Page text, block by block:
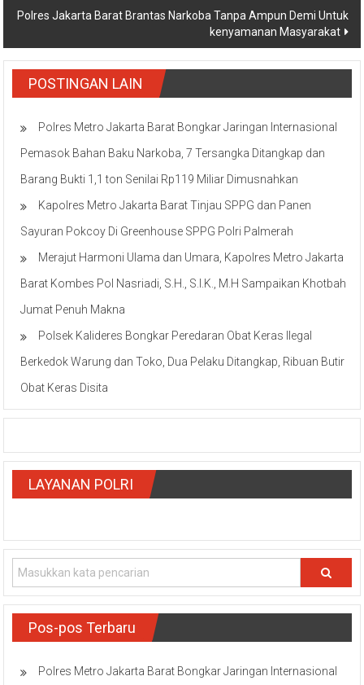
Polres Jakarta Barat Brantas Narkoba Tanpa Ampun Demi Untuk
kenyamanan Masyarakat
POSTINGAN LAIN
Polres Metro Jakarta Barat Bongkar Jaringan Internasional
Pemasok Bahan Baku Narkoba, 7 Tersangka Ditangkap dan
Barang Bukti 1,1 ton Senilai Rp119 Miliar Dimusnahkan
Kapolres Metro Jakarta Barat Tinjau SPPG dan Panen
Sayuran Pokcoy Di Greenhouse SPPG Polri Palmerah
Merajut Harmoni Ulama dan Umara, Kapolres Metro Jakarta
Barat Kombes Pol Nasriadi, S.H., S.I.K., M.H Sampaikan Khotbah
Jumat Penuh Makna
Polsek Kalideres Bongkar Peredaran Obat Keras Ilegal
Berkedok Warung dan Toko, Dua Pelaku Ditangkap, Ribuan Butir
Obat Keras Disita
LAYANAN POLRI
Pos-pos Terbaru
Polres Metro Jakarta Barat Bongkar Jaringan Internasional